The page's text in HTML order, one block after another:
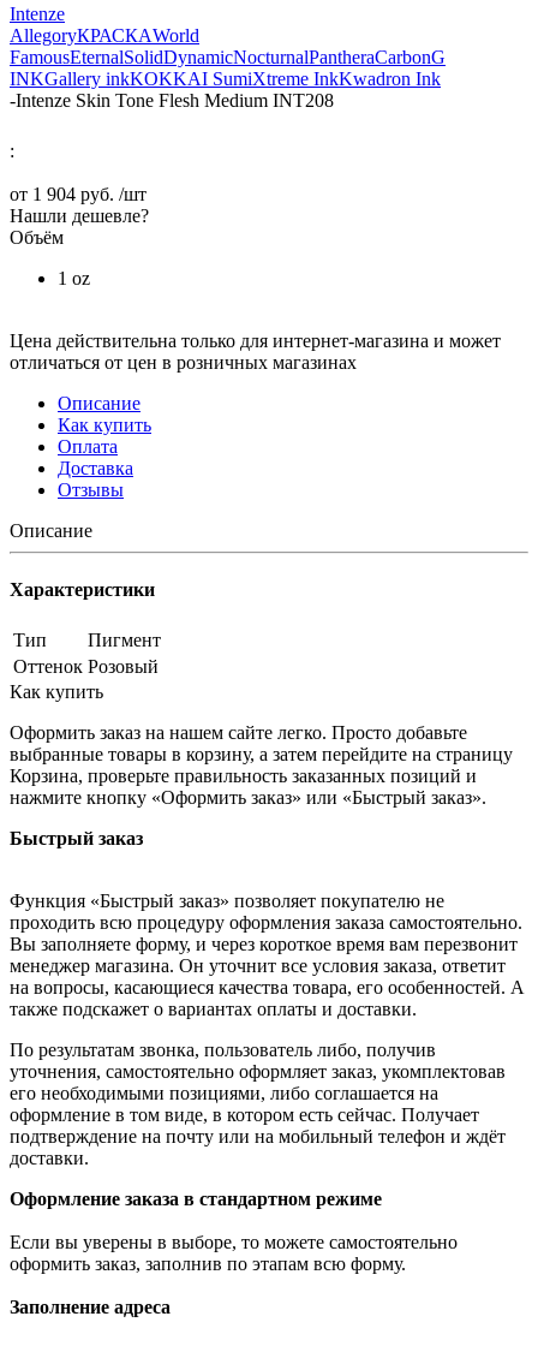
Intenze
AllegoryКРАСКАWorld
FamousEternalSolidDynamicNocturnalPantheraCarbonG
INKGallery inkKOKKAI SumiXtreme InkKwadron Ink
-Intenze Skin Tone Flesh Medium INT208
:
от 1 904 руб. /шт
Нашли дешевле?
Объём
1 oz
Цена действительна только для интернет-магазина и может
отличаться от цен в розничных магазинах
Описание
Как купить
Оплата
Доставка
Отзывы
Описание
Характеристики
Тип
Пигмент
Оттенок Розовый
Как купить
Оформить заказ на нашем сайте легко. Просто добавьте
выбранные товары в корзину, а затем перейдите на страницу
Корзина, проверьте правильность заказанных позиций и
нажмите кнопку «Оформить заказ» или «Быстрый заказ».
Быстрый заказ
Функция «Быстрый заказ» позволяет покупателю не
проходить всю процедуру оформления заказа самостоятельно.
Вы заполняете форму, и через короткое время вам перезвонит
менеджер магазина. Он уточнит все условия заказа, ответит
на вопросы, касающиеся качества товара, его особенностей. А
также подскажет о вариантах оплаты и доставки.
По результатам звонка, пользователь либо, получив
уточнения, самостоятельно оформляет заказ, укомплектовав
его необходимыми позициями, либо соглашается на
оформление в том виде, в котором есть сейчас. Получает
подтверждение на почту или на мобильный телефон и ждёт
доставки.
Оформление заказа в стандартном режиме
Если вы уверены в выборе, то можете самостоятельно
оформить заказ, заполнив по этапам всю форму.
Заполнение адреса